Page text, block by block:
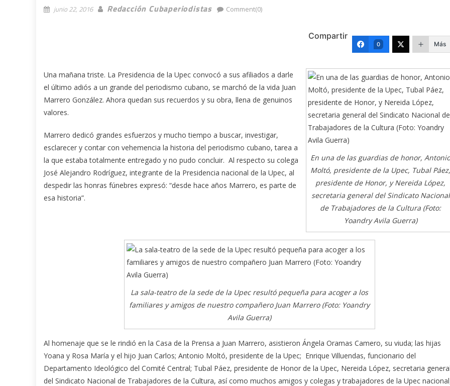
junio 22, 2016 Redacción Cubaperiodistas Comment(0)
Compartir
0 Más
En una de las guardias de honor, Antonio
Moltó, presidente de la Upec, Tubal Páez,
presidente de Honor, y Nereida López,
secretaria general del Sindicato Nacional
de Trabajadores de la Cultura (Foto:
Yoandry Avila Guerra)
Una mañana triste. La Presidencia de la Upec convocó a sus afiliados a darle
el último adiós a un grande del periodismo cubano, se marchó de la vida Juan
Marrero González. Ahora quedan sus recuerdos y su obra, llena de genuinos
valores.
Marrero dedicó grandes esfuerzos y mucho tiempo a buscar, investigar,
esclarecer y contar con vehemencia la historia del periodismo cubano, tarea a
la que estaba totalmente entregado y no pudo concluir. Al respecto su colega
José Alejandro Rodríguez, integrante de la Presidencia nacional de la Upec, al
despedir las honras fúnebres expresó: “desde hace años Marrero, es parte de
esa historia”.
La sala-teatro de la sede de la Upec resultó pequeña para acoger a los
familiares y amigos de nuestro compañero Juan Marrero (Foto: Yoandry
Avila Guerra)
Al homenaje que se le rindió en la Casa de la Prensa a Juan Marrero, asistieron Ángela Oramas Camero, su viuda; las hijas
Yoana y Rosa María y el hijo Juan Carlos; Antonio Moltó, presidente de la Upec; Enrique Villuendas, funcionario del
Departamento Ideológico del Comité Central; Tubal Páez, presidente de Honor de la Upec, Nereida López, secretaria
del Sindicato Nacional de Trabajadores de la Cultura, así como muchos amigos y colegas y trabajadores de la Upec